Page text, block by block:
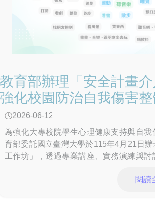
教育部辦理「安全計畫介
強化校園防治自我傷害
2026-06-12
為強化大專校院學生心理健康支持與自我
育部委託國立臺灣大學於115年4月21日辦
工作坊」，透過專業講座、實務演練與討
閱讀